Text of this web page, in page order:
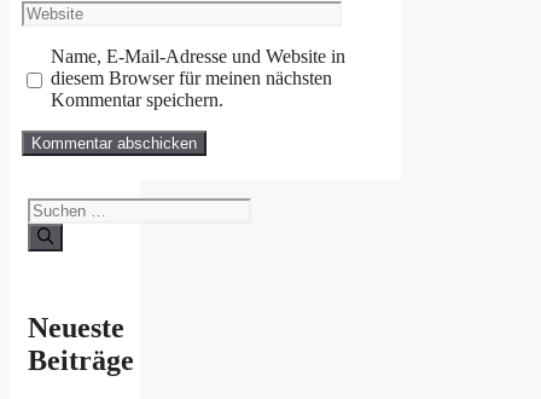
Adresse
Website
Name, E-Mail-Adresse und Website in
diesem Browser für meinen nächsten
Kommentar speichern.
Suchen
nach:
Neueste
Beiträge